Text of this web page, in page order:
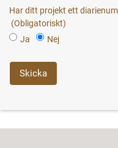
Har ditt projekt ett
Ja Nej